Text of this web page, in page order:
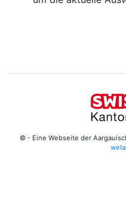
© - Eine Webseite der